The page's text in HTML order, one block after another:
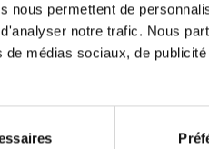
nous permettent de
notre trafic. Nous
de médias sociaux, de